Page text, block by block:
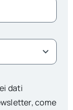
dati
come